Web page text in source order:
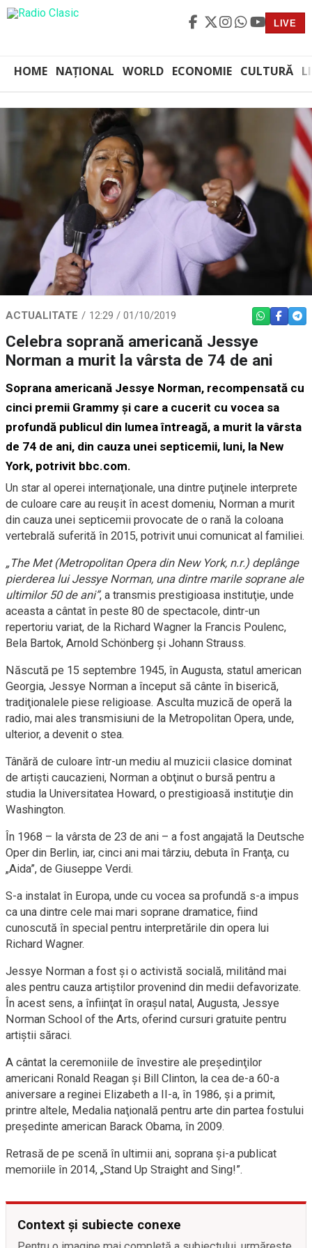
LIVE
HOME NAȚIONAL WORLD ECONOMIE CULTURĂ
ACTUALITATE 12:29 / 01/10/2019 WHATSAPP
Celebra soprană americană Jessye
Norman a murit la vârsta de 74 de ani
Soprana americană Jessye Norman, recompensată cu
cinci premii Grammy şi care a cucerit cu vocea sa
profundă publicul din lumea întreagă, a murit la vârsta
de 74 de ani, din cauza unei septicemii, luni, la New
York, potrivit bbc.com.
Un star al operei internaţionale, una dintre puţinele interprete
de culoare care au reuşit în acest domeniu, Norman a murit
din cauza unei septicemii provocate de o rană la coloana
vertebrală suferită în 2015, potrivit unui comunicat al familiei.
„The Met (Metropolitan Opera din New York, n.r.) deplânge
pierderea lui Jessye Norman, una dintre marile soprane ale
ultimilor 50 de ani”, a transmis prestigioasa instituţie, unde
aceasta a cântat în peste 80 de spectacole, dintr-un
repertoriu variat, de la Richard Wagner la Francis Poulenc,
Bela Bartok, Arnold Schönberg şi Johann Strauss.
Născută pe 15 septembre 1945, în Augusta, statul american
Georgia, Jessye Norman a început să cânte în biserică,
tradiţionalele piese religioase. Asculta muzică de operă la
radio, mai ales transmisiuni de la Metropolitan Opera, unde,
ulterior, a devenit o stea.
Tânără de culoare într-un mediu al muzicii clasice dominat
de artişti caucazieni, Norman a obţinut o bursă pentru a
studia la Universitatea Howard, o prestigioasă instituţie din
Washington.
În 1968 – la vârsta de 23 de ani – a fost angajată la Deutsche
Oper din Berlin, iar, cinci ani mai târziu, debuta în Franţa, cu
„Aida”, de Giuseppe Verdi.
S-a instalat în Europa, unde cu vocea sa profundă s-a impus
ca una dintre cele mai mari soprane dramatice, fiind
cunoscută în special pentru interpretările din opera lui
Richard Wagner.
Jessye Norman a fost şi o activistă socială, militând mai
ales pentru cauza artiştilor provenind din medii defavorizate.
În acest sens, a înfiinţat în oraşul natal, Augusta, Jessye
Norman School of the Arts, oferind cursuri gratuite pentru
artiştii săraci.
A cântat la ceremoniile de învestire ale preşedinţilor
americani Ronald Reagan şi Bill Clinton, la cea de-a 60-a
aniversare a reginei Elizabeth a II-a, în 1986, şi a primit,
printre altele, Medalia naţională pentru arte din partea fostului
preşedinte american Barack Obama, în 2009.
Retrasă de pe scenă în ultimii ani, soprana şi-a publicat
memoriile în 2014, „Stand Up Straight and Sing!”.
Context și subiecte conexe